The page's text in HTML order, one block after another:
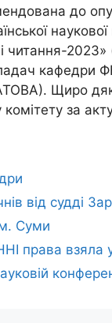
до
читання-2023»
кафедри
Щиро
за
від судді
Суми
права взяла